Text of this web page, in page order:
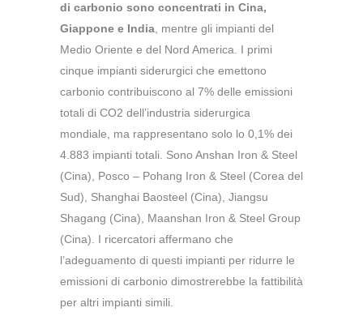
di carbonio sono concentrati in Cina,
Giappone e India , mentre gli impianti del
Medio Oriente e del Nord America. I primi
cinque impianti siderurgici che emettono
carbonio contribuiscono al 7% delle emissioni
totali di CO2 dell’industria siderurgica
mondiale, ma rappresentano solo lo 0,1% dei
4.883 impianti totali. Sono Anshan Iron & Steel
(Cina), Posco – Pohang Iron & Steel (Corea del
Sud), Shanghai Baosteel (Cina), Jiangsu
Shagang (Cina), Maanshan Iron & Steel Group
(Cina). I ricercatori affermano che
l’adeguamento di questi impianti per ridurre le
emissioni di carbonio dimostrerebbe la fattibilità
per altri impianti simili.